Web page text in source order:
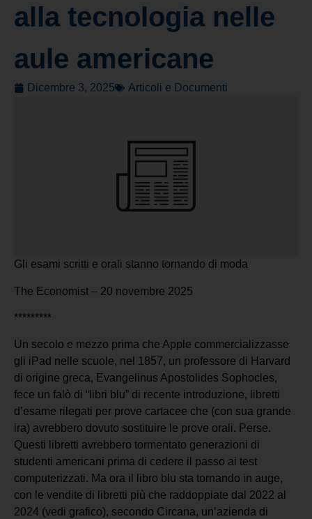
alla tecnologia nelle
aule americane
Dicembre 3, 2025 Articoli e Documenti
Gli esami scritti e orali stanno tornando di moda
The Economist – 20 novembre 2025
*********
Un secolo e mezzo prima che Apple commercializzasse
gli iPad nelle scuole, nel 1857, un professore di Harvard
di origine greca, Evangelinus Apostolides Sophocles,
fece un falò di “libri blu” di recente introduzione, libretti
d’esame rilegati per prove cartacee che (con sua grande
ira) avrebbero dovuto sostituire le prove orali. Perse.
Questi libretti avrebbero tormentato generazioni di
studenti americani prima di cedere il passo ai test
computerizzati. Ma ora il libro blu sta tornando in auge,
con le vendite di libretti più che raddoppiate dal 2022 al
2024 (vedi grafico), secondo Circana, un’azienda di